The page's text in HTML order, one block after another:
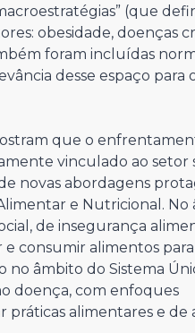
(que
obesidade, doenças
foram incluídas
desse espaço para
que o
vinculado ao setor
novas abordagens
e Nutricional. No
de insegurança
consumir alimentos
âmbito do Sistema
doença, com enfoques
práticas alimentares e de